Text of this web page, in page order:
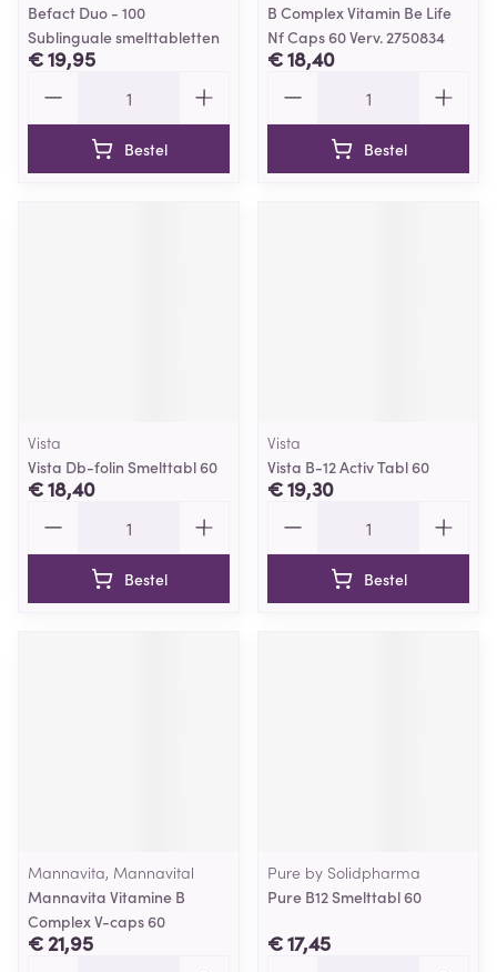
Befact Duo - 100
Sublinguale smelttabletten
€ 19,95
Bestel
B Complex Vitamin Be Life
Nf Caps 60 Verv. 2750834
€ 18,40
Bestel
Vista
Vista Db-folin Smelttabl 60
€ 18,40
Bestel
Vista
Vista B-12 Activ Tabl 60
€ 19,30
Bestel
Mannavita, Mannavital
Mannavita Vitamine B
Complex V-caps 60
€ 21,95
Pure by Solidpharma
Pure B12 Smelttabl 60
€ 17,45